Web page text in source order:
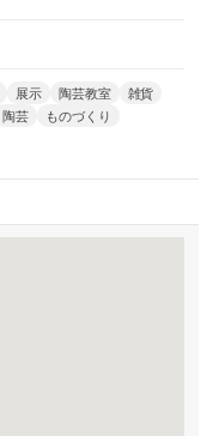
展示 陶芸教室
雑貨
陶芸
ものづくり